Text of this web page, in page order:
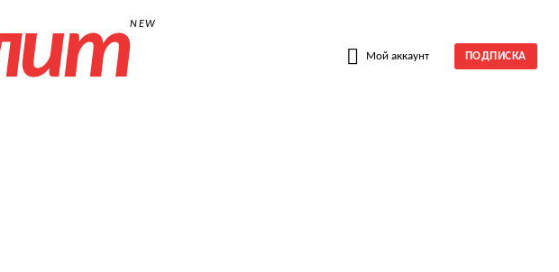
NEW
Мой аккаунт ПОДПИСКА